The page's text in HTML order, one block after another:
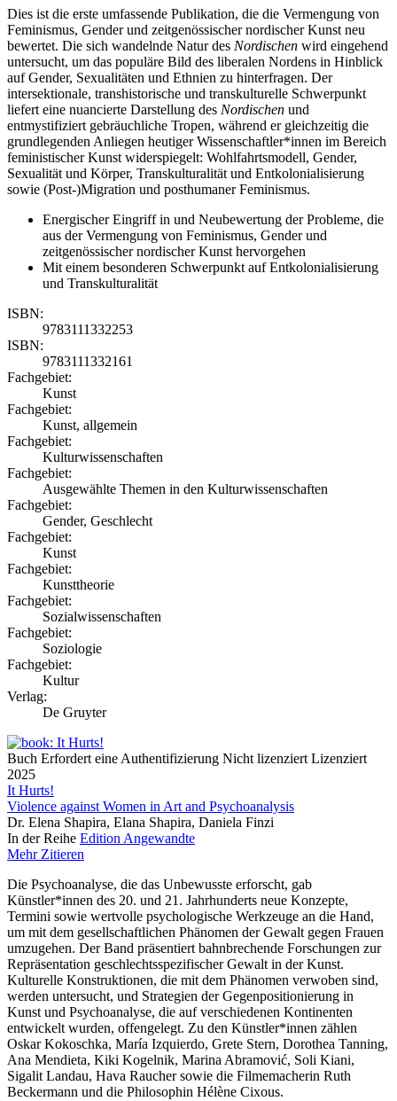
Dies ist die erste umfassende Publikation, die die Vermengung von
Feminismus, Gender und zeitgenössischer nordischer Kunst neu
bewertet. Die sich wandelnde Natur des Nordischen wird eingehend
untersucht, um das populäre Bild des liberalen Nordens in Hinblick
auf Gender, Sexualitäten und Ethnien zu hinterfragen. Der
intersektionale, transhistorische und transkulturelle Schwerpunkt
liefert eine nuancierte Darstellung des Nordischen und
entmystifiziert gebräuchliche Tropen, während er gleichzeitig die
grundlegenden Anliegen heutiger Wissenschaftler*innen im Bereich
feministischer Kunst widerspiegelt: Wohlfahrtsmodell, Gender,
Sexualität und Körper, Transkulturalität und Entkolonialisierung
sowie (Post-)Migration und posthumaner Feminismus.
Energischer Eingriff in und Neubewertung der Probleme, die
aus der Vermengung von Feminismus, Gender und
zeitgenössischer nordischer Kunst hervorgehen
Mit einem besonderen Schwerpunkt auf Entkolonialisierung
und Transkulturalität
ISBN:
9783111332253
ISBN:
9783111332161
Fachgebiet:
Kunst
Fachgebiet:
Kunst, allgemein
Fachgebiet:
Kulturwissenschaften
Fachgebiet:
Ausgewählte Themen in den Kulturwissenschaften
Fachgebiet:
Gender, Geschlecht
Fachgebiet:
Kunst
Fachgebiet:
Kunsttheorie
Fachgebiet:
Sozialwissenschaften
Fachgebiet:
Soziologie
Fachgebiet:
Kultur
Verlag:
De Gruyter
Buch Erfordert eine Authentifizierung Nicht lizenziert Lizenziert
2025
It Hurts!
Violence against Women in Art and Psychoanalysis
Dr. Elena Shapira, Elana Shapira, Daniela Finzi
In der Reihe Edition Angewandte
Mehr Zitieren
Die Psychoanalyse, die das Unbewusste erforscht, gab
Künstler*innen des 20. und 21. Jahrhunderts neue Konzepte,
Termini sowie wertvolle psychologische Werkzeuge an die Hand,
um mit dem gesellschaftlichen Phänomen der Gewalt gegen Frauen
umzugehen. Der Band präsentiert bahnbrechende Forschungen zur
Repräsentation geschlechtsspezifischer Gewalt in der Kunst.
Kulturelle Konstruktionen, die mit dem Phänomen verwoben sind,
werden untersucht, und Strategien der Gegenpositionierung in
Kunst und Psychoanalyse, die auf verschiedenen Kontinenten
entwickelt wurden, offengelegt. Zu den Künstler*innen zählen
Oskar Kokoschka, María Izquierdo, Grete Stern, Dorothea Tanning,
Ana Mendieta, Kiki Kogelnik, Marina Abramović, Soli Kiani,
Sigalit Landau, Hava Raucher sowie die Filmemacherin Ruth
Beckermann und die Philosophin Hélène Cixous.